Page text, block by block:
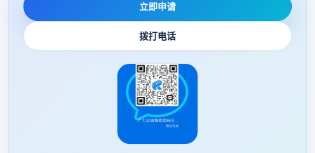
立即申请
拨打电话